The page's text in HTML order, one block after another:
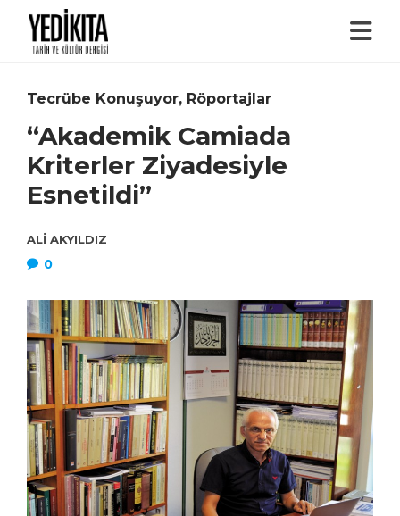
Tecrübe Konuşuyor, Röportajlar
“Akademik Camiada
Kriterler Ziyadesiyle
Esnetildi”
ALI AKYILDIZ
0